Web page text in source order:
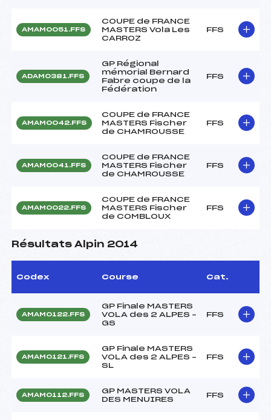
AMAM0051.FFS
COUPE de FRANCE
MASTERS Vola Les
CARROZ
FFS
ADAM0381.FFS
GP Régional
mémorial Bernard
Fabre coupe de la
Fédération
FFS
AMAM0042.FFS
COUPE de FRANCE
MASTERS Fischer
de CHAMROUSSE
FFS
AMAM0041.FFS
COUPE de FRANCE
MASTERS Fischer
de CHAMROUSSE
FFS
AMAM0022.FFS
COUPE de FRANCE
MASTERS Fischer
de COMBLOUX
FFS
Résultats Alpin 2014
Codex Course Cat.
AMAM0122.FFS
GP Finale MASTERS
VOLA des 2 ALPES –
GS
FFS
AMAM0121.FFS
GP Finale MASTERS
VOLA des 2 ALPES –
SL
FFS
AMAM0112.FFS
GP MASTERS VOLA
DES MENUIRES
FFS